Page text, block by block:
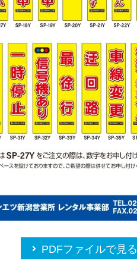
PDFファイルで見る